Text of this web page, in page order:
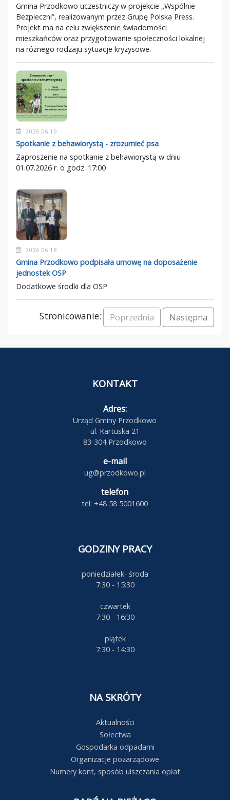
Gmina Przodkowo uczestniczy w projekcie „Wspólnie
Bezpieczni”, realizowanym przez Grupę Polska Press.
Projekt ma na celu zwiększenie świadomości
mieszkańców oraz przygotowanie społeczności lokalnej
na różnego rodzaju sytuacje kryzysowe.
2026.06.19
Spotkanie z behawiorystą - zrozumieć psa
Zaproszenie na spotkanie z behawiorystą w dniu
01.07.2026 r. o godz. 17:00
2026.06.18
Gmina Przodkowo podpisała umowę na doposażenie
jednostek OSP
Dodatkowe środki dla OSP
Stronicowanie: Poprzednia Następna
KONTAKT
Adres:
Urząd Gminy Przodkowo
ul. Kartuska 21
83-304 Przodkowo
e-mail
ug@przodkowo.pl
telefon
tel: +48 58 5001600
GODZINY PRACY
poniedziałek- środa
7:30 - 15:30
czwartek
7:30 - 16:30
piątek
7:30 - 14:30
NA SKRÓTY
Aktualności
Sołectwa
Gospodarka odpadami
Organizacje pozarządowe
Numery kont, sposób uiszczania opłat